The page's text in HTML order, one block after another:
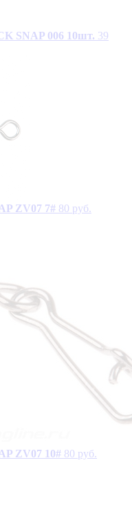
SNAP 006 10шт. 39
ZV07 7# 80 руб.
ZV07 10# 80 руб.